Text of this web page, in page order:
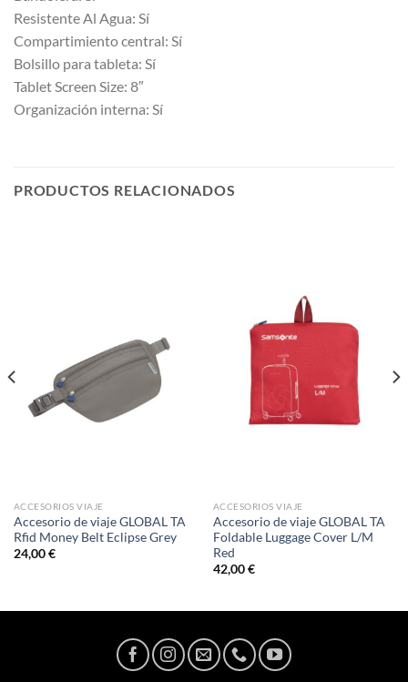
Resistente Al Agua: Sí
Compartimiento central: Sí
Bolsillo para tableta: Sí
Tablet Screen Size: 8″
Organización interna: Sí
PRODUCTOS RELACIONADOS
ACCESORIOS VIAJE
Accesorio de viaje GLOBAL TA
Rfid Money Belt Eclipse Grey
24,00€
ACCESORIOS VIAJE
Accesorio de viaje GLOBAL TA
Foldable Luggage Cover L/M
Red
42,00€